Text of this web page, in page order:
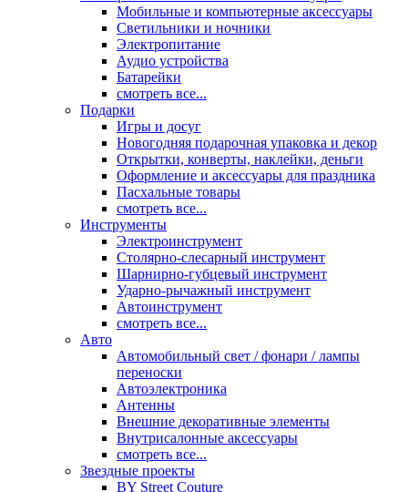
Мобильные и компьютерные аксессуары
Светильники и ночники
Электропитание
Аудио устройства
Батарейки
смотреть все...
Подарки
Игры и досуг
Новогодняя подарочная упаковка и декор
Открытки, конверты, наклейки, деньги
Оформление и аксессуары для праздника
Пасхальные товары
смотреть все...
Инструменты
Электроинструмент
Столярно-слесарный инструмент
Шарнирно-губцевый инструмент
Ударно-рычажный инструмент
Автоинструмент
смотреть все...
Авто
Автомобильный свет / фонари / лампы
переноски
Автоэлектроника
Антенны
Внешние декоративные элементы
Внутрисалонные аксессуары
смотреть все...
Звездные проекты
BY Street Couture